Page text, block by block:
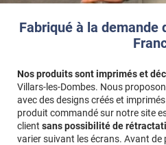
Fabriqué à la demande
Nos produits sont imprimés et
Villars-les-Dombes. Nous
avec des designs créés et
produit commandé sur notre site
client sans possibilité de
varier suivant les écrans. Avant
j'ai choisi ce motif pour le décor
Il y a 1968 jours
*****
Il y a 1971 jours
Produit conforme à la
quand comme moi on
endroits ou poser